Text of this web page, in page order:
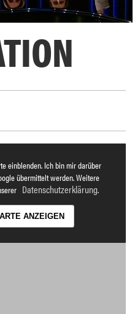
einblenden. Ich bin mir darüber
übermittelt werden. Weitere
Datenschutzerklärung.
ANZEIGEN